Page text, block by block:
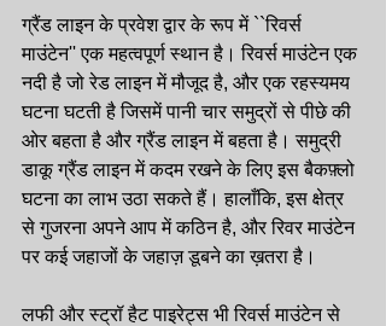
ग्रैंड लाइन के प्रवेश द्वार के रूप में ``रिवर्स
माउंटेन'' एक महत्वपूर्ण स्थान है। रिवर्स माउंटेन एक
नदी है जो रेड लाइन में मौजूद है, और एक रहस्यमय
घटना घटती है जिसमें पानी चार समुद्रों से पीछे की
ओर बहता है और ग्रैंड लाइन में बहता है। समुद्री
डाकू ग्रैंड लाइन में कदम रखने के लिए इस बैकफ़्लो
घटना का लाभ उठा सकते हैं। हालाँकि, इस क्षेत्र
से गुजरना अपने आप में कठिन है, और रिवर माउंटेन
पर कई जहाजों के जहाज़ डूबने का ख़तरा है।
लफी और स्ट्रॉ हैट पाइरेट्स भी रिवर्स माउंटेन से